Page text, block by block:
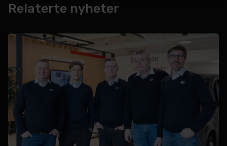
Relaterte nyheter